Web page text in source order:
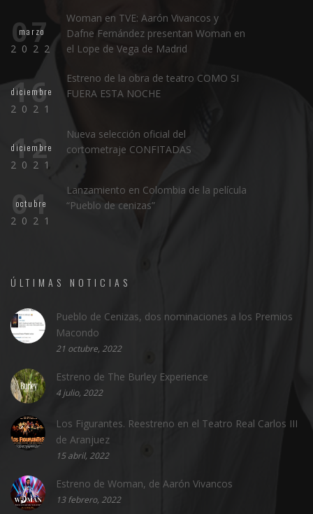
07
marzo
2022
Woman en TVE: Aarón Vivancos y
Dafne Fernández presentan Woman en
el Lope de Vega de Madrid
16
diciembre
2021
Estreno de la obra de teatro COMO SI
FUERA ESTA NOCHE
12
diciembre
2021
Nueva selección oficial del
cortometraje CONFITADAS
01
octubre
2021
Lanzamiento en Colombia de la película
“Pueblo de cenizas”
ÚLTIMAS NOTICIAS
Pueblo de Cenizas, dos nominaciones a los Premios
Macondo
21 octubre, 2022
Estreno de The Burley Experience
4 julio, 2022
Los Figurantes. Reestreno en el Teatro Real Carlos III
de Aranjuez
15 abril, 2022
Estreno de Woman, de Aarón Vivancos
13 febrero, 2022